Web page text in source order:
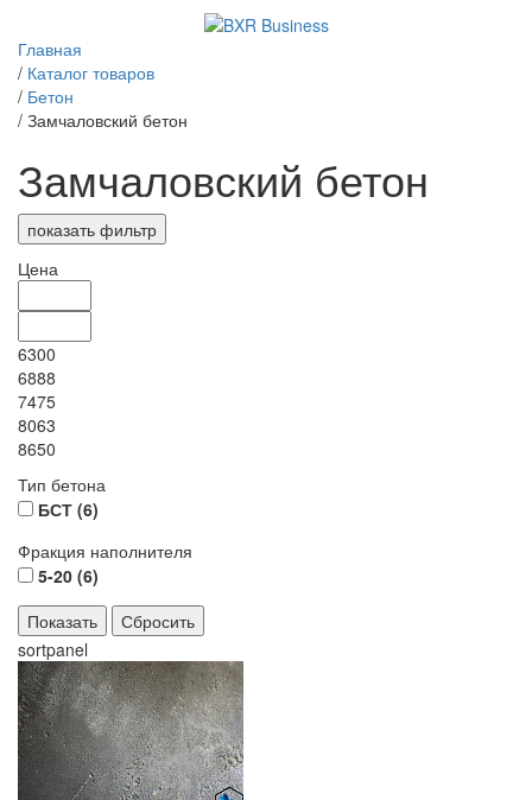
Главная
/ Каталог товаров
/ Бетон
/ Замчаловский бетон
Замчаловский бетон
показать фильтр
Цена
6300
6888
7475
8063
8650
Тип бетона
БСТ (6)
Фракция наполнителя
5-20 (6)
sortpanel